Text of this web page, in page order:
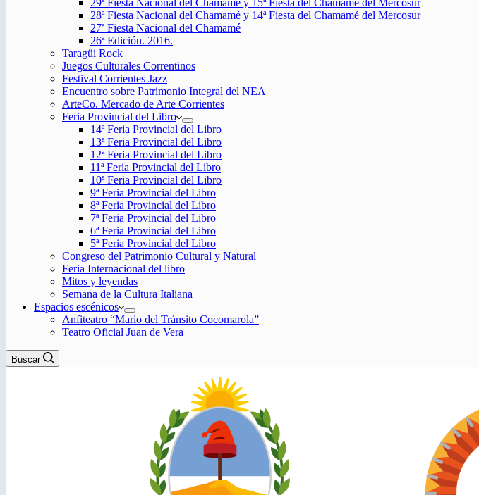
29ª Fiesta Nacional del Chamamé y 15ª Fiesta del Chamamé del Mercosur
28ª Fiesta Nacional del Chamamé y 14ª Fiesta del Chamamé del Mercosur
27ª Fiesta Nacional del Chamamé
26ª Edición. 2016.
Taragüi Rock
Juegos Culturales Correntinos
Festival Corrientes Jazz
Encuentro sobre Patrimonio Integral del NEA
ArteCo. Mercado de Arte Corrientes
Feria Provincial del Libro
14ª Feria Provincial del Libro
13ª Feria Provincial del Libro
12ª Feria Provincial del Libro
11ª Feria Provincial del Libro
10ª Feria Provincial del Libro
9ª Feria Provincial del Libro
8ª Feria Provincial del Libro
7ª Feria Provincial del Libro
6ª Feria Provincial del Libro
5ª Feria Provincial del Libro
Congreso del Patrimonio Cultural y Natural
Feria Internacional del libro
Mitos y leyendas
Semana de la Cultura Italiana
Espacios escénicos
Anfiteatro “Mario del Tránsito Cocomarola”
Teatro Oficial Juan de Vera
Buscar